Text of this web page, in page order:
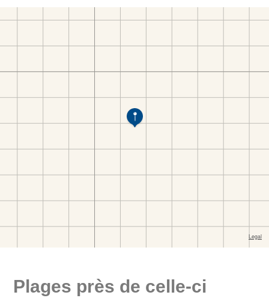
Plages près de celle-ci